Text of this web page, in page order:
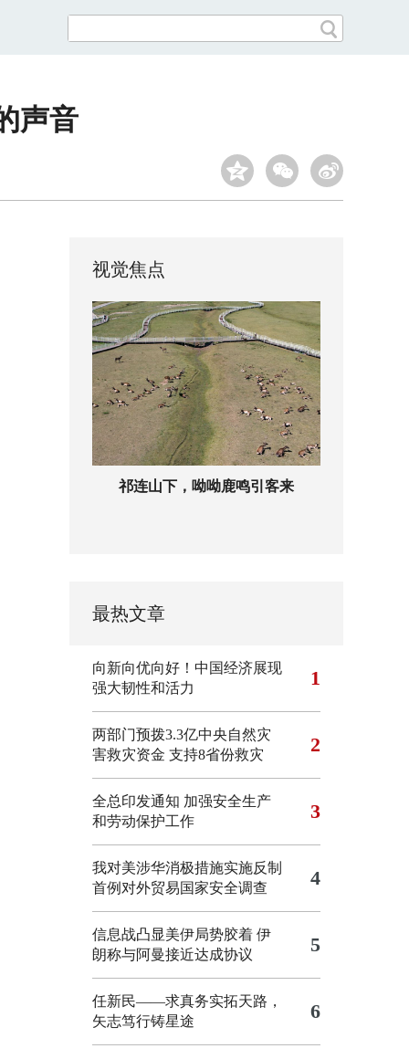
声音
视觉焦点
祁连山下，呦呦鹿鸣引客来
最热文章
向新向优向好！中国经济展现
强大韧性和活力
1
两部门预拨3.3亿中央自然灾
害救灾资金 支持8省份救灾
2
全总印发通知 加强安全生产
和劳动保护工作
3
我对美涉华消极措施实施反制
首例对外贸易国家安全调查
4
信息战凸显美伊局势胶着 伊
朗称与阿曼接近达成协议
5
任新民——求真务实拓天路，
矢志笃行铸星途
6